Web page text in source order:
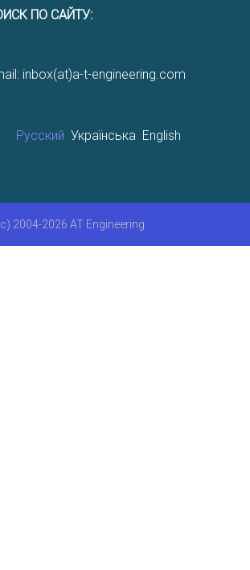
ПО САЙТУ:
inbox(at)a-t-engineering.com
Русский Українська English
2004-2026 AT Engineering